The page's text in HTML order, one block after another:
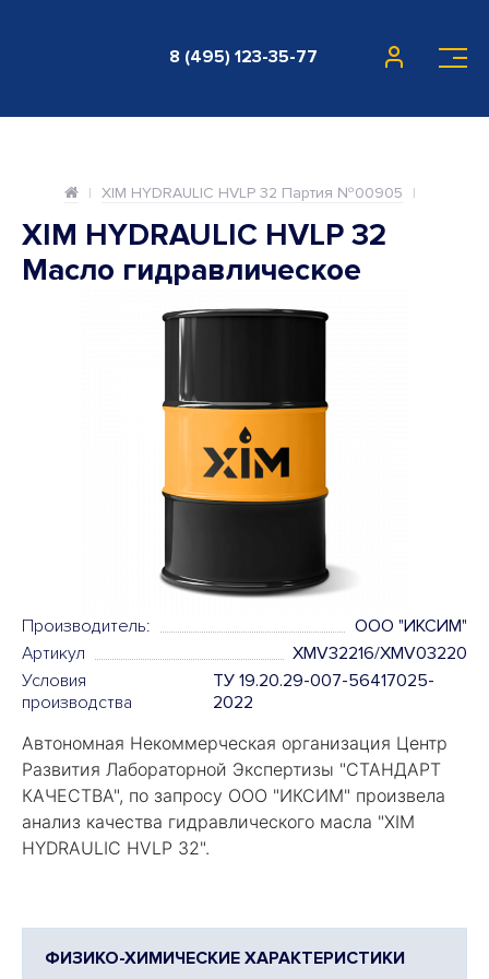
8 (495) 123-35-77
XIM HYDRAULIC HVLP 32 Партия №00905
XIM HYDRAULIC HVLP 32
Масло гидравлическое
Производитель:
OOO "ИКСИМ"
Артикул
XMV32216/XMV03220
Условия
производства
ТУ 19.20.29-007-56417025-
2022
Автономная Некоммерческая организация Центр
Развития Лабораторной Экспертизы "СТАНДАРТ
КАЧЕСТВА", по запросу ООО "ИКСИМ" произвела
анализ качества гидравлического масла "XIM
HYDRAULIC HVLP 32".
ФИЗИКО-ХИМИЧЕСКИЕ ХАРАКТЕРИСТИКИ